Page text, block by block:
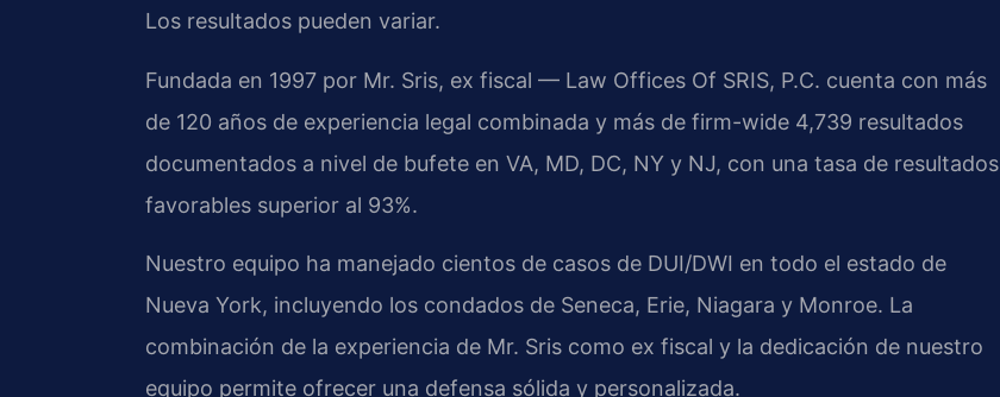
Los resultados pueden variar.
Fundada en 1997 por Mr. Sris, ex fiscal — Law Offices Of SRIS, P.C. cuenta con más
de 120 años de experiencia legal combinada y más de firm-wide 4,739 resultados
documentados a nivel de bufete en VA, MD, DC, NY y NJ, con una tasa de resultados
favorables superior al 93%.
Nuestro equipo ha manejado cientos de casos de DUI/DWI en todo el estado de
Nueva York, incluyendo los condados de Seneca, Erie, Niagara y Monroe. La
combinación de la experiencia de Mr. Sris como ex fiscal y la dedicación de nuestro
equipo permite ofrecer una defensa sólida y personalizada.